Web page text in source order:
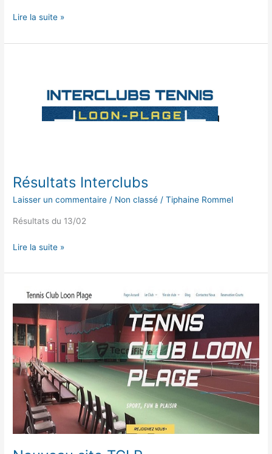
Lire la suite »
Résultats Interclubs
Laisser un commentaire / Non classé /Tiphaine Rommel
Résultats du 13/02
Lire la suite »
Nouveau
site
TCLP